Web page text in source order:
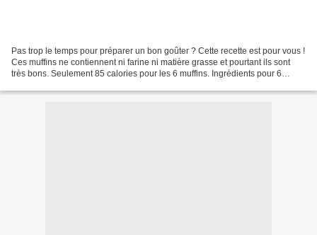
Pas trop le temps pour préparer un bon goûter ? Cette recette est pour vous !
Ces muffins ne contiennent ni farine ni matière grasse et pourtant ils sont
très bons. Seulement 85 calories pour les 6 muffins. Ingrédients pour 6